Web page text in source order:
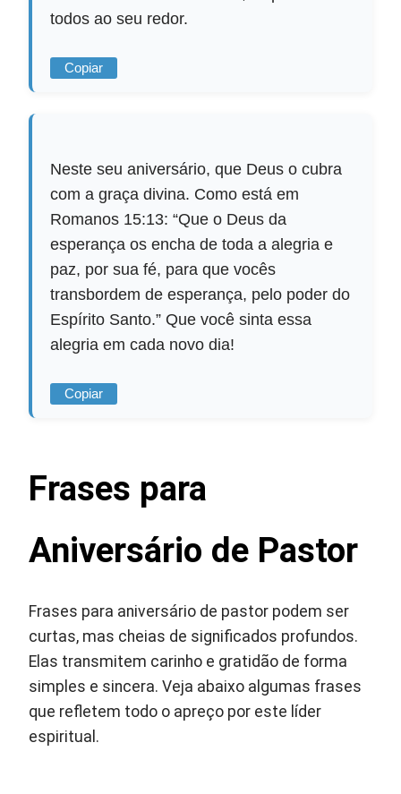
todos ao seu redor.
Copiar
Neste seu aniversário, que Deus o cubra
com a graça divina. Como está em
Romanos 15:13: “Que o Deus da
esperança os encha de toda a alegria e
paz, por sua fé, para que vocês
transbordem de esperança, pelo poder do
Espírito Santo.” Que você sinta essa
alegria em cada novo dia!
Copiar
Frases para
Aniversário de Pastor
Frases para aniversário de pastor podem ser
curtas, mas cheias de significados profundos.
Elas transmitem carinho e gratidão de forma
simples e sincera. Veja abaixo algumas frases
que refletem todo o apreço por este líder
espiritual.